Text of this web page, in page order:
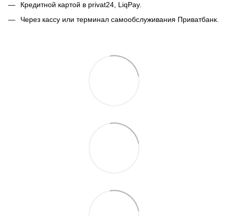
Кредитной картой в privat24, LiqPay.
Через кассу или терминал самообслуживания Приватбанк.